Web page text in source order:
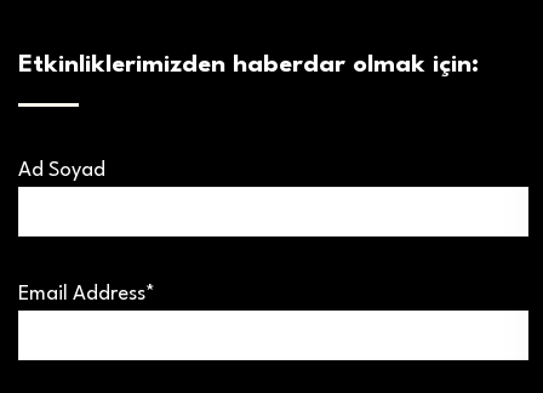
Etkinliklerimizden haberdar olmak için:
Ad Soyad
Email Address*